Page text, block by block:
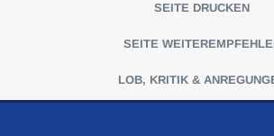
SEITE DRUCKEN
SEITE
LOB, KRITIK &